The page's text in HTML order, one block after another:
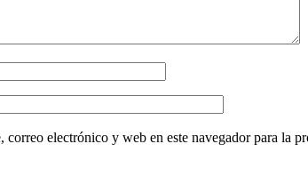
correo electrónico y web en este navegador para la